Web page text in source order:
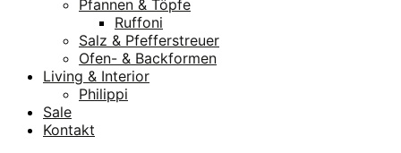
Pfannen & Töpfe
Ruffoni
Salz & Pfefferstreuer
Ofen- & Backformen
Living & Interior
Philippi
Sale
Kontakt